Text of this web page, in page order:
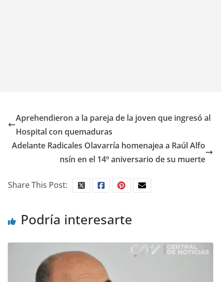
Aprehendieron a la pareja de la joven que ingresó al
Hospital con quemaduras
Adelante Radicales Olavarría homenajea a Raúl Alfo
nsín en el 14º aniversario de su muerte
Share This Post:
Podría interesarte